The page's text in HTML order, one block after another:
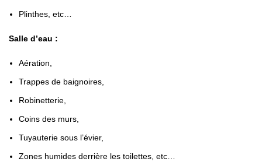
Plinthes, etc…
Salle d’eau :
Aération,
Trappes de baignoires,
Robinetterie,
Coins des murs,
Tuyauterie sous l’évier,
Zones humides derrière les toilettes, etc…